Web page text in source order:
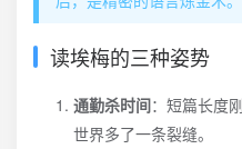
读埃梅的三种姿势
通勤杀时间：短篇长度
世界多了一条裂缝。